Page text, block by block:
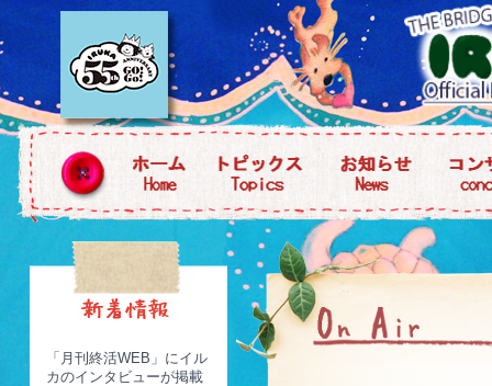
「月刊終活WEB」にイル
カのインタビューが掲載